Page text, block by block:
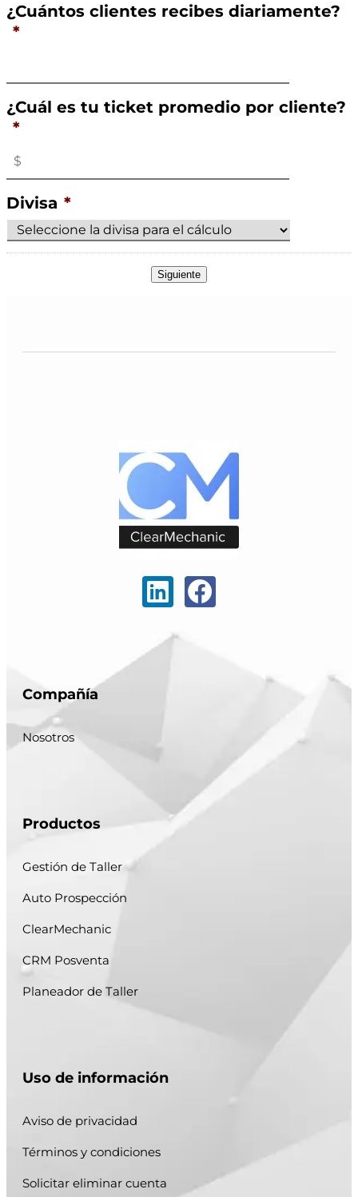
¿Cuántos clientes recibes diariamente?
*
¿Cuál es tu ticket promedio por cliente?
*
Divisa *
Siguiente
Compañía
Nosotros
Productos
Gestión de Taller
Auto Prospección
ClearMechanic
CRM Posventa
Planeador de Taller
Uso de información
Aviso de privacidad
Términos y condiciones
Solicitar eliminar cuenta